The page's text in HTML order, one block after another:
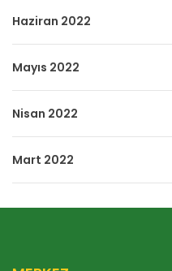
Haziran 2022
Mayıs 2022
Nisan 2022
Mart 2022